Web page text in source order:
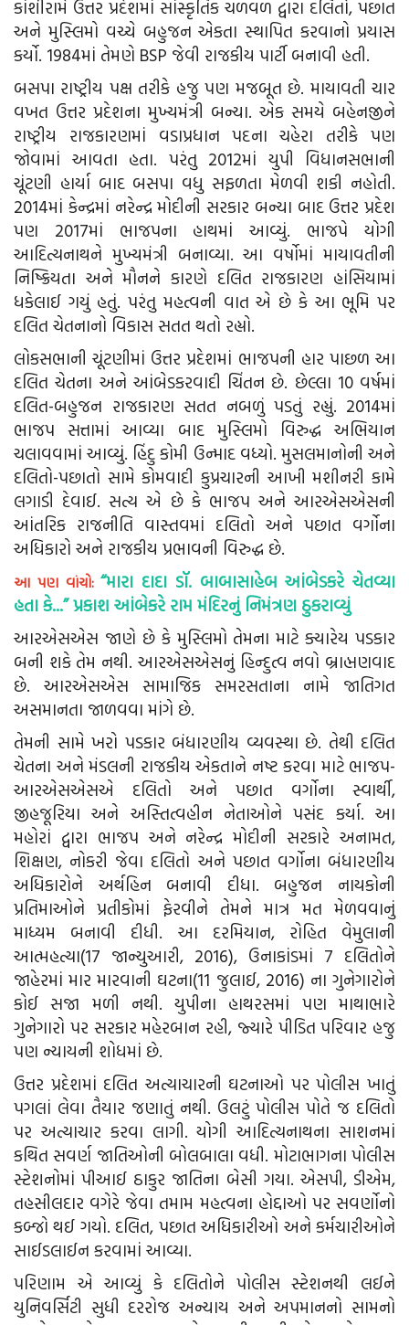
કાંશીરામે ઉત્તર પ્રદેશમાં સાંસ્કૃતિક ચળવળ દ્વારા દલિતો, પછાત
અને મુસ્લિમો વચ્ચે બહુજન એકતા સ્થાપિત કરવાનો પ્રયાસ
કર્યો. 1984માં તેમણે BSP જેવી રાજકીય પાર્ટી બનાવી હતી.
બસપા રાષ્ટ્રીય પક્ષ તરીકે હજુ પણ મજબૂત છે. માયાવતી ચાર
વખત ઉત્તર પ્રદેશના મુખ્યમંત્રી બન્યા. એક સમયે બહેનજીને
રાષ્ટ્રીય રાજકારણમાં વડાપ્રધાન પદના ચહેરા તરીકે પણ
જોવામાં આવતા હતા. પરંતુ 2012માં યુપી વિધાનસભાની
ચૂંટણી હાર્યા બાદ બસપા વધુ સફળતા મેળવી શકી નહોતી.
2014માં કેન્દ્રમાં નરેન્દ્ર મોદીની સરકાર બન્યા બાદ ઉત્તર પ્રદેશ
પણ 2017માં ભાજપના હાથમાં આવ્યું. ભાજપે યોગી
આદિત્યનાથને મુખ્યમંત્રી બનાવ્યા. આ વર્ષોમાં માયાવતીની
નિષ્ક્રિયતા અને મૌનને કારણે દલિત રાજકારણ હાંસિયામાં
ધકેલાઈ ગયું હતું. પરંતુ મહત્વની વાત એ છે કે આ ભૂમિ પર
દલિત ચેતનાનો વિકાસ સતત થતો રહ્યો.
લોકસભાની ચૂંટણીમાં ઉત્તર પ્રદેશમાં ભાજપની હાર પાછળ આ
દલિત ચેતના અને આંબેડકરવાદી ચિંતન છે. છેલ્લા 10 વર્ષમાં
દલિત-બહુજન રાજકારણ સતત નબળું પડતું રહ્યું. 2014માં
ભાજપ સત્તામાં આવ્યા બાદ મુસ્લિમો વિરુદ્ધ અભિયાન
ચલાવવામાં આવ્યું. હિંદુ કોમી ઉન્માદ વધ્યો. મુસલમાનોની અને
દલિતો-પછાતો સામે કોમવાદી કુપ્રચારની આખી મશીનરી કામે
લગાડી દેવાઈ. સત્ય એ છે કે ભાજપ અને આરએસએસની
આંતરિક રાજનીતિ વાસ્તવમાં દલિતો અને પછાત વર્ગોના
અધિકારો અને રાજકીય પ્રભાવની વિરુદ્ધ છે.
આ પણ વાંચો:“મારા દાદા ડૉ. બાબાસાહેબ આંબેડકરે ચેતવ્યા
હતા કે...” પ્રકાશ આંબેકરે રામ મંદિરનું નિમંત્રણ ઠુકરાવ્યું
આરએસએસ જાણે છે કે મુસ્લિમો તેમના માટે ક્યારેય પડકાર
બની શકે તેમ નથી. આરએસએસનું હિન્દુત્વ નવો બ્રાહ્મણવાદ
છે. આરએસએસ સામાજિક સમરસતાના નામે જાતિગત
અસમાનતા જાળવવા માંગે છે.
તેમની સામે ખરો પડકાર બંધારણીય વ્યવસ્થા છે. તેથી દલિત
ચેતના અને મંડલની રાજકીય એકતાને નષ્ટ કરવા માટે ભાજપ-
આરએસએસએ દલિતો અને પછાત વર્ગોના સ્વાર્થી,
જીહજૂરિયા અને અસ્તિત્વહીન નેતાઓને પસંદ કર્યા. આ
મહોરાં દ્વારા ભાજપ અને નરેન્દ્ર મોદીની સરકારે અનામત,
શિક્ષણ, નોકરી જેવા દલિતો અને પછાત વર્ગોના બંધારણીય
અધિકારોને અર્થહિન બનાવી દીધા. બહુજન નાયકોની
પ્રતિમાઓને પ્રતીકોમાં ફેરવીને તેમને માત્ર મત મેળવવાનું
માધ્યમ બનાવી દીધી. આ દરમિયાન, રોહિત વેમુલાની
આત્મહત્યા(17 જાન્યુઆરી, 2016), ઉનાકાંડમાં 7 દલિતોને
જાહેરમાં માર મારવાની ઘટના(11 જુલાઈ, 2016) ના ગુનેગારોને
કોઈ સજા મળી નથી. યુપીના હાથરસમાં પણ માથાભારે
ગુનેગારો પર સરકાર મહેરબાન રહી, જ્યારે પીડિત પરિવાર હજુ
પણ ન્યાયની શોધમાં છે.
ઉત્તર પ્રદેશમાં દલિત અત્યાચારની ઘટનાઓ પર પોલીસ ખાતું
પગલાં લેવા તૈયાર જણાતું નથી. ઉલટું પોલીસ પોતે જ દલિતો
પર અત્યાચાર કરવા લાગી. યોગી આદિત્યનાથના સાશનમાં
કથિત સવર્ણ જાતિઓની બોલબાલા વધી. મોટાભાગના પોલીસ
સ્ટેશનોમાં પીઆઈ ઠાકુર જાતિના બેસી ગયા. એસપી, ડીએમ,
તહસીલદાર વગેરે જેવા તમામ મહત્વના હોદ્દાઓ પર સવર્ણોનો
કબ્જો થઈ ગયો. દલિત, પછાત અધિકારીઓ અને કર્મચારીઓને
સાઈડલાઈન કરવામાં આવ્યા.
પરિણામ એ આવ્યું કે દલિતોને પોલીસ સ્ટેશનથી લઈને
યુનિવર્સિટી સુધી દરરોજ અન્યાય અને અપમાનનો સામનો